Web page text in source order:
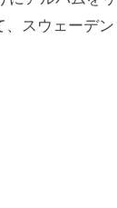
、スウェーデン